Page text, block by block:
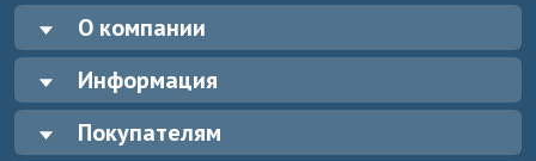
О компании
Информация
Покупателям